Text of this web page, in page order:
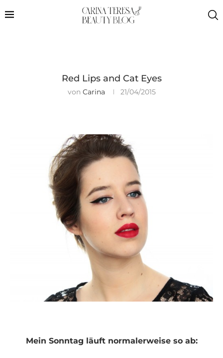
Red Lips and Cat Eyes
von Carina 21/04/2015
Mein Sonntag läuft normalerweise so ab: